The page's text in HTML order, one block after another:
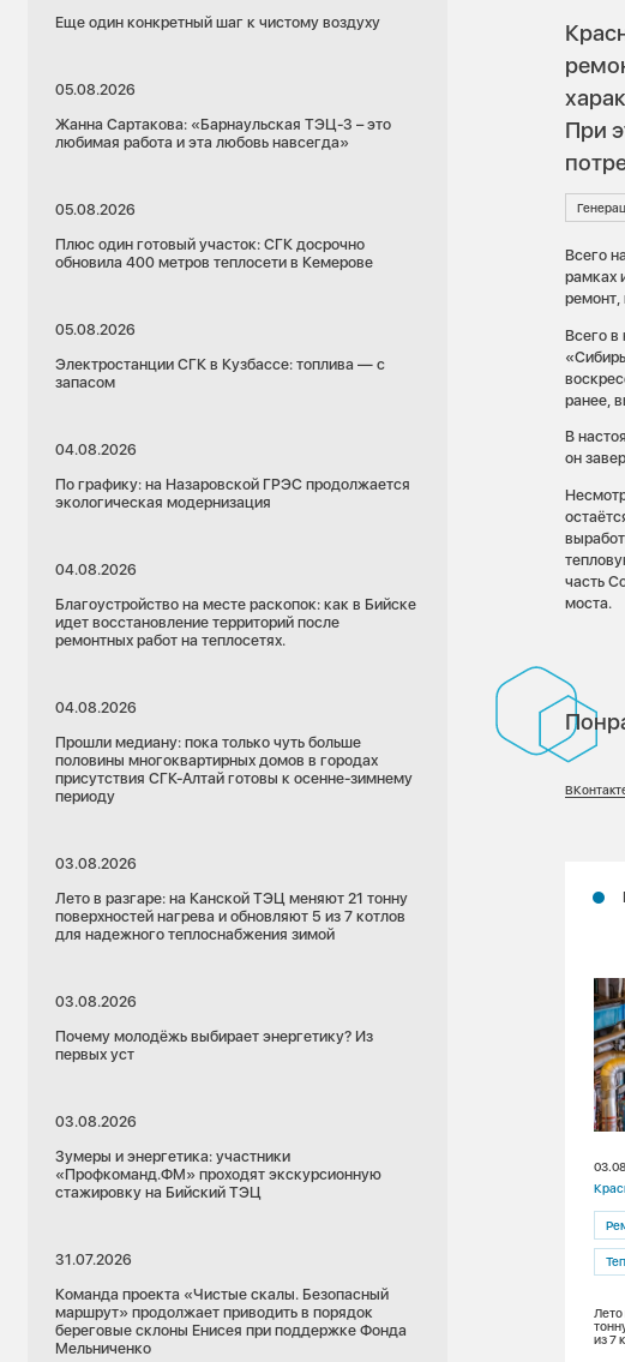
Еще один конкретный шаг к чистому воздуху
05.08.2026
Жанна Сартакова: «Барнаульская ТЭЦ-3 – это
любимая работа и эта любовь навсегда»
05.08.2026
Плюс один готовый участок: СГК досрочно
обновила 400 метров теплосети в Кемерове
05.08.2026
Электростанции СГК в Кузбассе: топлива — с
запасом
04.08.2026
По графику: на Назаровской ГРЭС продолжается
экологическая модернизация
04.08.2026
Благоустройство на месте раскопок: как в Бийске
идет восстановление территорий после
ремонтных работ на теплосетях.
04.08.2026
Прошли медиану: пока только чуть больше
половины многоквартирных домов в городах
присутствия СГК-Алтай готовы к осенне-зимнему
периоду
03.08.2026
Лето в разгаре: на Канской ТЭЦ меняют 21 тонну
поверхностей нагрева и обновляют 5 из 7 котлов
для надежного теплоснабжения зимой
03.08.2026
Почему молодёжь выбирает энергетику? Из
первых уст
03.08.2026
Зумеры и энергетика: участники
«Профкоманд.ФМ» проходят экскурсионную
стажировку на Бийский ТЭЦ
31.07.2026
Команда проекта «Чистые скалы. Безопасный
маршрут» продолжает приводить в порядок
береговые склоны Енисея при поддержке Фонда
Мельниченко
При
Всего
рамках
ремонт,
Всего в
ранее,
В
он
часть
моста.
15.07.2026
Красноярский край
Красноярская ТЭЦ-2
Красноярская ТЭЦ-3
Лето
из 7